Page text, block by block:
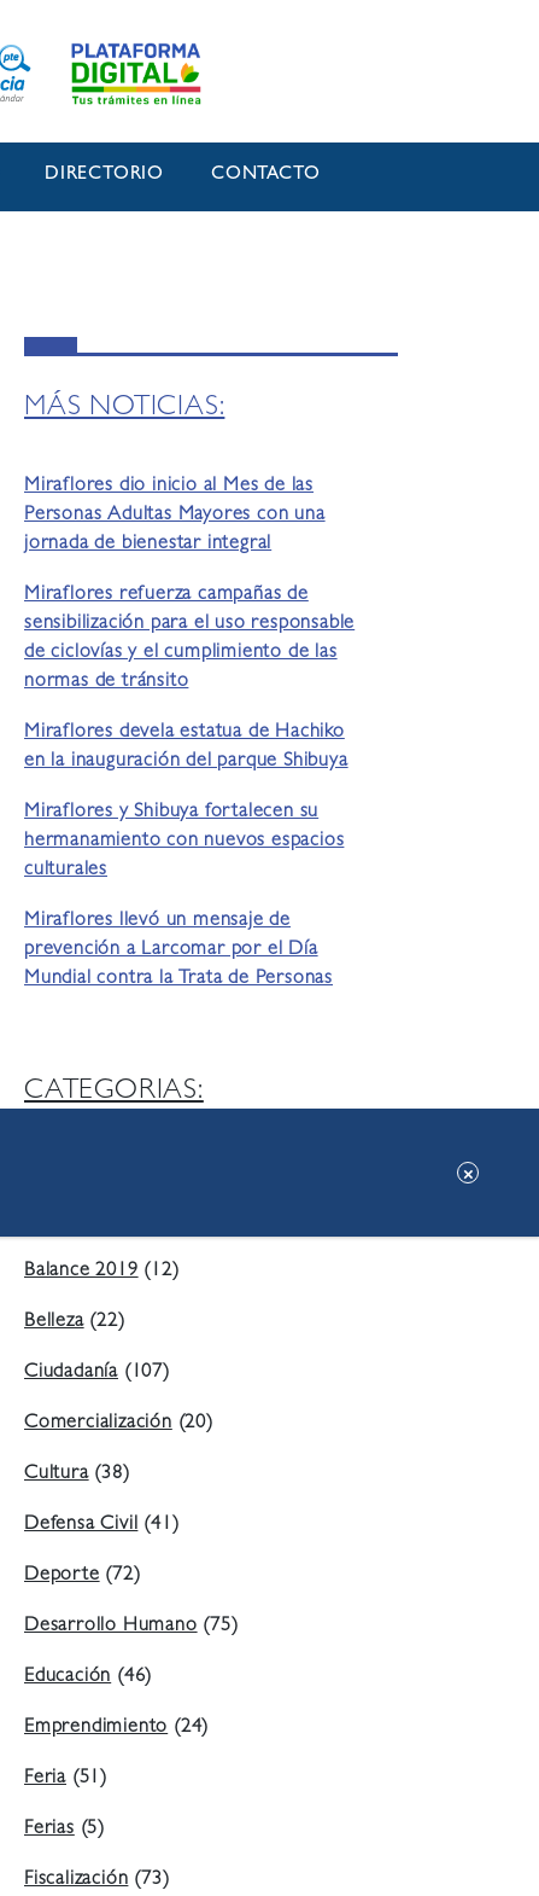
DIRECTORIO CONTACTO
MÁS NOTICIAS:
Miraflores dio inicio al Mes de las
Personas Adultas Mayores con una
jornada de bienestar integral
Miraflores refuerza campañas de
sensibilización para el uso responsable
de ciclovías y el cumplimiento de las
normas de tránsito
Miraflores devela estatua de Hachiko
en la inauguración del parque Shibuya
Miraflores y Shibuya fortalecen su
hermanamiento con nuevos espacios
culturales
Miraflores llevó un mensaje de
prevención a Larcomar por el Día
Mundial contra la Trata de Personas
CATEGORIAS:
Balance 2019(12)
Belleza(22)
Ciudadanía (107)
Comercialización(20)
Cultura(38)
Defensa Civil(41)
Deporte(72)
Desarrollo Humano(75)
Educación(46)
Emprendimiento(24)
Feria (51)
Ferias(5)
Fiscalización(73)